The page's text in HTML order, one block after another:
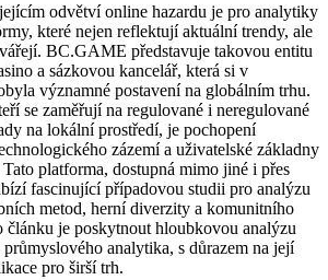
odvětví online hazardu je pro analytiky
které nejen reflektují aktuální trendy, ale
BC.GAME představuje takovou entitu
a sázkovou kancelář, která si v
významné postavení na globálním trhu.
se zaměřují na regulované i neregulované
na lokální prostředí, je pochopení
zázemí a uživatelské základny
platforma, dostupná mimo jiné i přes
fascinující případovou studii pro analýzu
metod, herní diverzity a komunitního
článku je poskytnout hloubkovou analýzu
analytika, s důrazem na její
pro širší trh.